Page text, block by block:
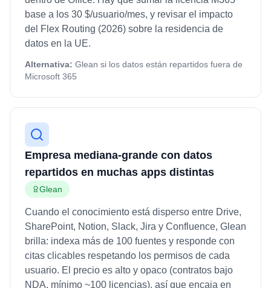
base a los 30 $/usuario/mes, y revisar el impacto
del Flex Routing (2026) sobre la residencia de
datos en la UE.
Alternativa: Glean si los datos están repartidos fuera de
Microsoft 365
Empresa mediana-grande con datos
repartidos en muchas apps distintas
Glean
Cuando el conocimiento está disperso entre Drive,
SharePoint, Notion, Slack, Jira y Confluence, Glean
brilla: indexa más de 100 fuentes y responde con
citas clicables respetando los permisos de cada
usuario. El precio es alto y opaco (contratos bajo
NDA, mínimo ~100 licencias), así que encaja en